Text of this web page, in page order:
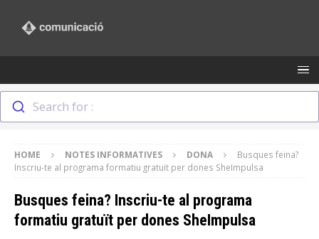
Search for :
HOME NOTES INFORMATIVES DONA
Busques feina?
Inscriu-te al programa formatiu gratuït per dones SheImpulsa
Busques feina? Inscriu-te al programa
formatiu gratuït per dones SheImpulsa